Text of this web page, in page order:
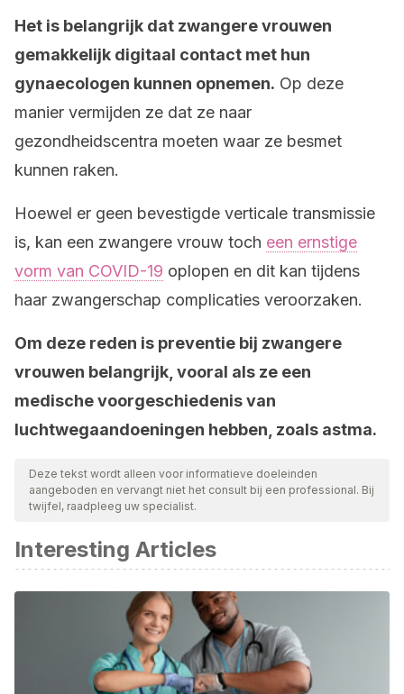
Het is belangrijk dat zwangere vrouwen
gemakkelijk digitaal contact met hun
gynaecologen kunnen opnemen. Op deze
manier vermijden ze dat ze naar
gezondheidscentra moeten waar ze besmet
kunnen raken.
Hoewel er geen bevestigde verticale transmissie
is, kan een zwangere vrouw toch een ernstige
vorm van COVID-19 oplopen en dit kan tijdens
haar zwangerschap complicaties veroorzaken.
Om deze reden is preventie bij zwangere
vrouwen belangrijk, vooral als ze een
medische voorgeschiedenis van
luchtwegaandoeningen hebben, zoals astma.
Deze tekst wordt alleen voor informatieve doeleinden
aangeboden en vervangt niet het consult bij een professional. Bij
twijfel, raadpleeg uw specialist.
Interesting Articles